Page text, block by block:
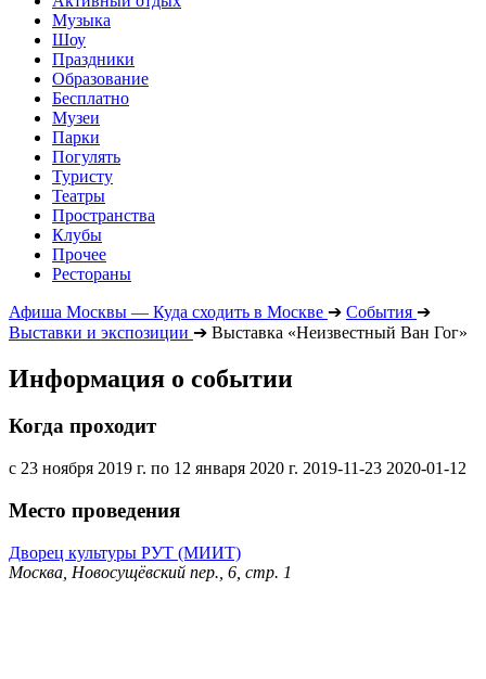
Музыка
Шоу
Праздники
Образование
Бесплатно
Музеи
Парки
Погулять
Туристу
Театры
Пространства
Клубы
Прочее
Рестораны
Афиша Москвы — Куда сходить в Москве ➔ События ➔
Выставки и экспозиции ➔ Выставка «Неизвестный Ван Гог»
Информация о событии
Когда проходит
с 23 ноября 2019 г. по 12 января 2020 г. 2019-11-23 2020-01-12
Место проведения
Дворец культуры РУТ (МИИТ)
Москва, Новосущёвский пер., 6, стр. 1